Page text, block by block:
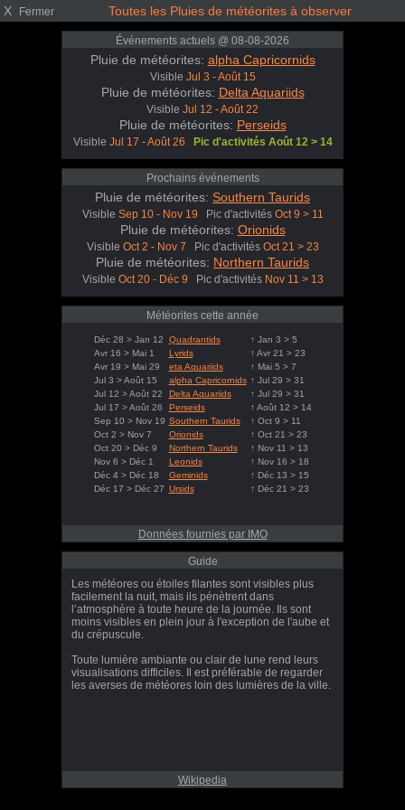
X Fermer Toutes les Pluies de météorites à observer
Événements actuels @ 08-08-2026
Pluie de météorites: alpha Capricornids
Visible Jul 3 - Août 15
Pluie de météorites: Delta Aquariids
Visible Jul 12 - Août 22
Pluie de météorites: Perseids
Visible Jul 17 - Août 26 Pic d'activités Août 12 > 14
Prochains événements
Pluie de météorites: Southern Taurids
Visible Sep 10 - Nov 19 Pic d'activités Oct 9 > 11
Pluie de météorites: Orionids
Visible Oct 2 - Nov 7 Pic d'activités Oct 21 > 23
Pluie de météorites: Northern Taurids
Visible Oct 20 - Déc 9 Pic d'activités Nov 11 > 13
Météorites cette année
Déc 28 > Jan 12 Quadrantids
↑ Jan 3 > 5
Avr 16 > Mai 1
Lyrids
↑ Avr 21 > 23
Avr 19 > Mai 29
eta Aquariids
↑ Mai 5 > 7
Jul 3 > Août 15
alpha Capricornids ↑ Jul 29 > 31
Jul 12 > Août 22
Delta Aquariids
↑ Jul 29 > 31
Jul 17 > Août 26
Perseids
↑ Août 12 > 14
Sep 10 > Nov 19 Southern Taurids
↑ Oct 9 > 11
Oct 2 > Nov 7
Orionids
↑ Oct 21 > 23
Oct 20 > Déc 9
Northern Taurids
↑ Nov 11 > 13
Nov 6 > Déc 1
Leonids
↑ Nov 16 > 18
Déc 4 > Déc 18
Geminids
↑ Déc 13 > 15
Déc 17 > Déc 27 Ursids ↑ Déc 21 > 23
Données fournies par IMO
Guide
Les météores ou étoiles filantes sont visibles plus
facilement la nuit, mais ils pénètrent dans
l’atmosphère à toute heure de la journée. Ils sont
moins visibles en plein jour à l'exception de l'aube et
du crépuscule.
Toute lumière ambiante ou clair de lune rend leurs
visualisations difficiles. Il est préférable de regarder
les averses de météores loin des lumières de la ville.
Wikipedia